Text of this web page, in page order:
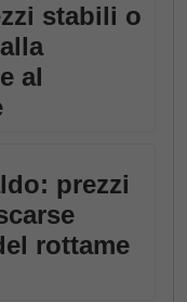
stabili o
al
prezzi
rottame